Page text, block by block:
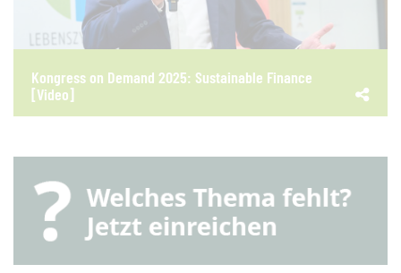
Kongress on Demand 2025: Sustainable Finance
[Video]